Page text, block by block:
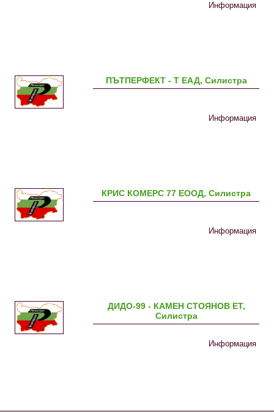
Информация
ПЪТПЕРФЕКТ - Т ЕАД, Силистра
Информация
КРИС КОМЕРС 77 ЕООД, Силистра
Информация
ДИДО-99 - КАМЕН СТОЯНОВ ЕТ,
Силистра
Информация